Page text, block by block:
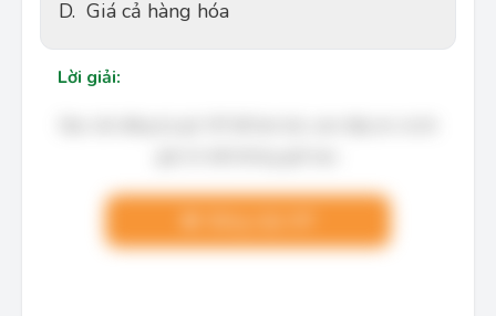
D. Giá cả hàng hóa
Lời giải: